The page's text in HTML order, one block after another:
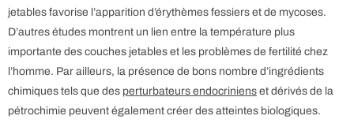
jetables favorise l’apparition d’érythèmes fessiers et de mycoses.
D’autres études montrent un lien entre la température plus
importante des couches jetables et les problèmes de fertilité chez
l’homme. Par ailleurs, la présence de bons nombre d’ingrédients
chimiques tels que des perturbateurs endocriniens et dérivés de la
pétrochimie peuvent également créer des atteintes biologiques.